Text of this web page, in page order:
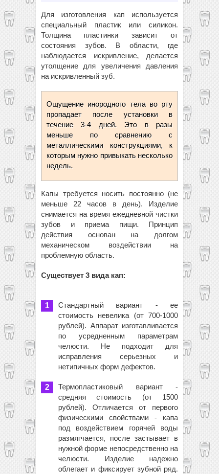
Для изготовления кап используется
специальный пластик или силикон.
Толщина пластинки зависит от
состояния зубов. В области, где
наблюдается искривление, делается
утолщение для увеличения давления
на искривленный зуб.
Ощущение инородного тела во рту
пропадает после установки в
течение 3-4 дней. Это в разы
меньше по сравнению с
металлическими конструкциями, к
которым нужно привыкать несколько
недель.
Капы требуется носить постоянно (не
меньше 22 часов в день). Изделие
снимается на время ежедневной чистки
зубов и приема пищи. Принцип
действия основан на долгом
механическом воздействии на
проблемную область.
Существует 3 вида кап:
Стандартный вариант - ее
стоимость невелика (от 700-1000
рублей). Аппарат изготавливается
по усредненным параметрам
челюсти. Не подходит для
исправления серьезных и
нетипичных форм дефектов.
Термопластиковый вариант -
средняя стоимость (от 1500
рублей). Отличается от первого
физическими свойствами - капа
под воздействием горячей воды
размягчается, после застывает в
нужной форме непосредственно на
челюсти. Изделие надежно
облегает и фиксирует зубной ряд.